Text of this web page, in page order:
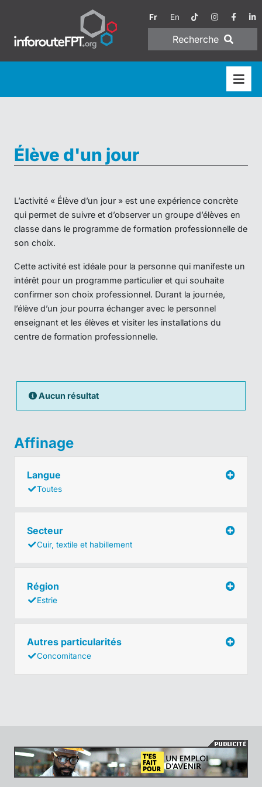
Fr En
Recherche
Élève d'un jour
L’activité « Élève d’un jour » est une expérience concrète
qui permet de suivre et d’observer un groupe d’élèves en
classe dans le programme de formation professionnelle de
son choix.
Cette activité est idéale pour la personne qui manifeste un
intérêt pour un programme particulier et qui souhaite
confirmer son choix professionnel. Durant la journée,
l’élève d’un jour pourra échanger avec le personnel
enseignant et les élèves et visiter les installations du
centre de formation professionnelle.
Aucun résultat
Affinage
Langue
Toutes
Secteur
Cuir, textile et habillement
Région
Estrie
Autres particularités
Concomitance